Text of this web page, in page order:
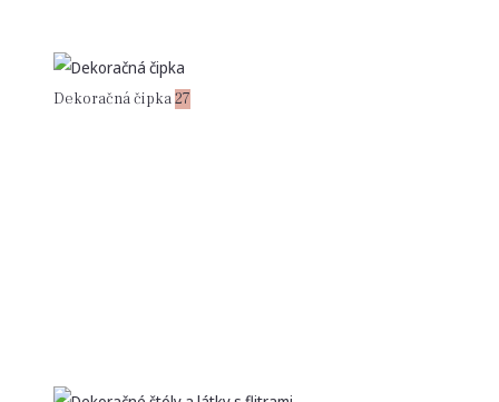
Dekoračná čipka27